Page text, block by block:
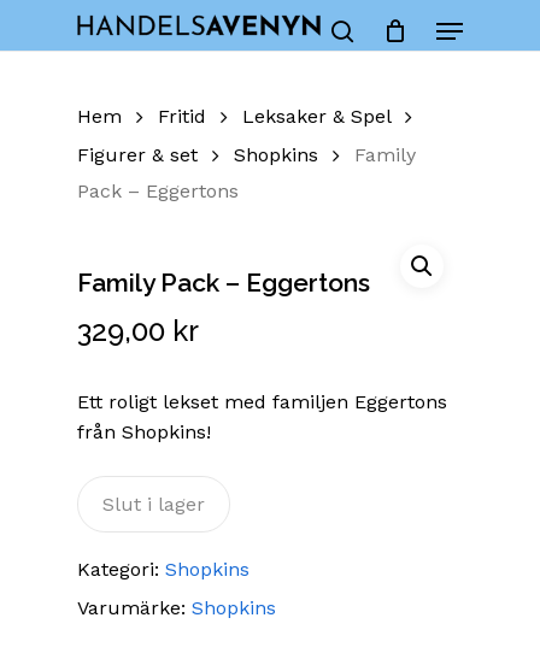
Menu
Cart Close
Hem Fritid
Leksaker & Spel
Figurer & set
Shopkins
Family
Pack – Eggertons
Family Pack – Eggertons
329,00 kr
Ett roligt lekset med familjen Eggertons
från Shopkins!
Slut i lager
Kategori: Shopkins
Varumärke: Shopkins